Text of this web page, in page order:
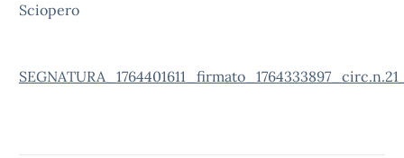
Sciopero